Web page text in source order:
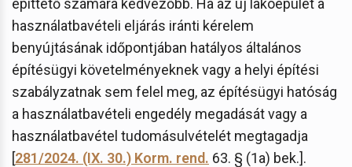
építtető számára kedvezőbb. Ha az új lakóépület a
használatbavételi eljárás iránti kérelem
benyújtásának időpontjában hatályos általános
építésügyi követelményeknek vagy a helyi építési
szabályzatnak sem felel meg, az építésügyi hatóság
a használatbavételi engedély megadását vagy a
használatbavétel tudomásulvételét megtagadja
[281/2024. (IX. 30.) Korm. rend. 63. § (1a) bek.].